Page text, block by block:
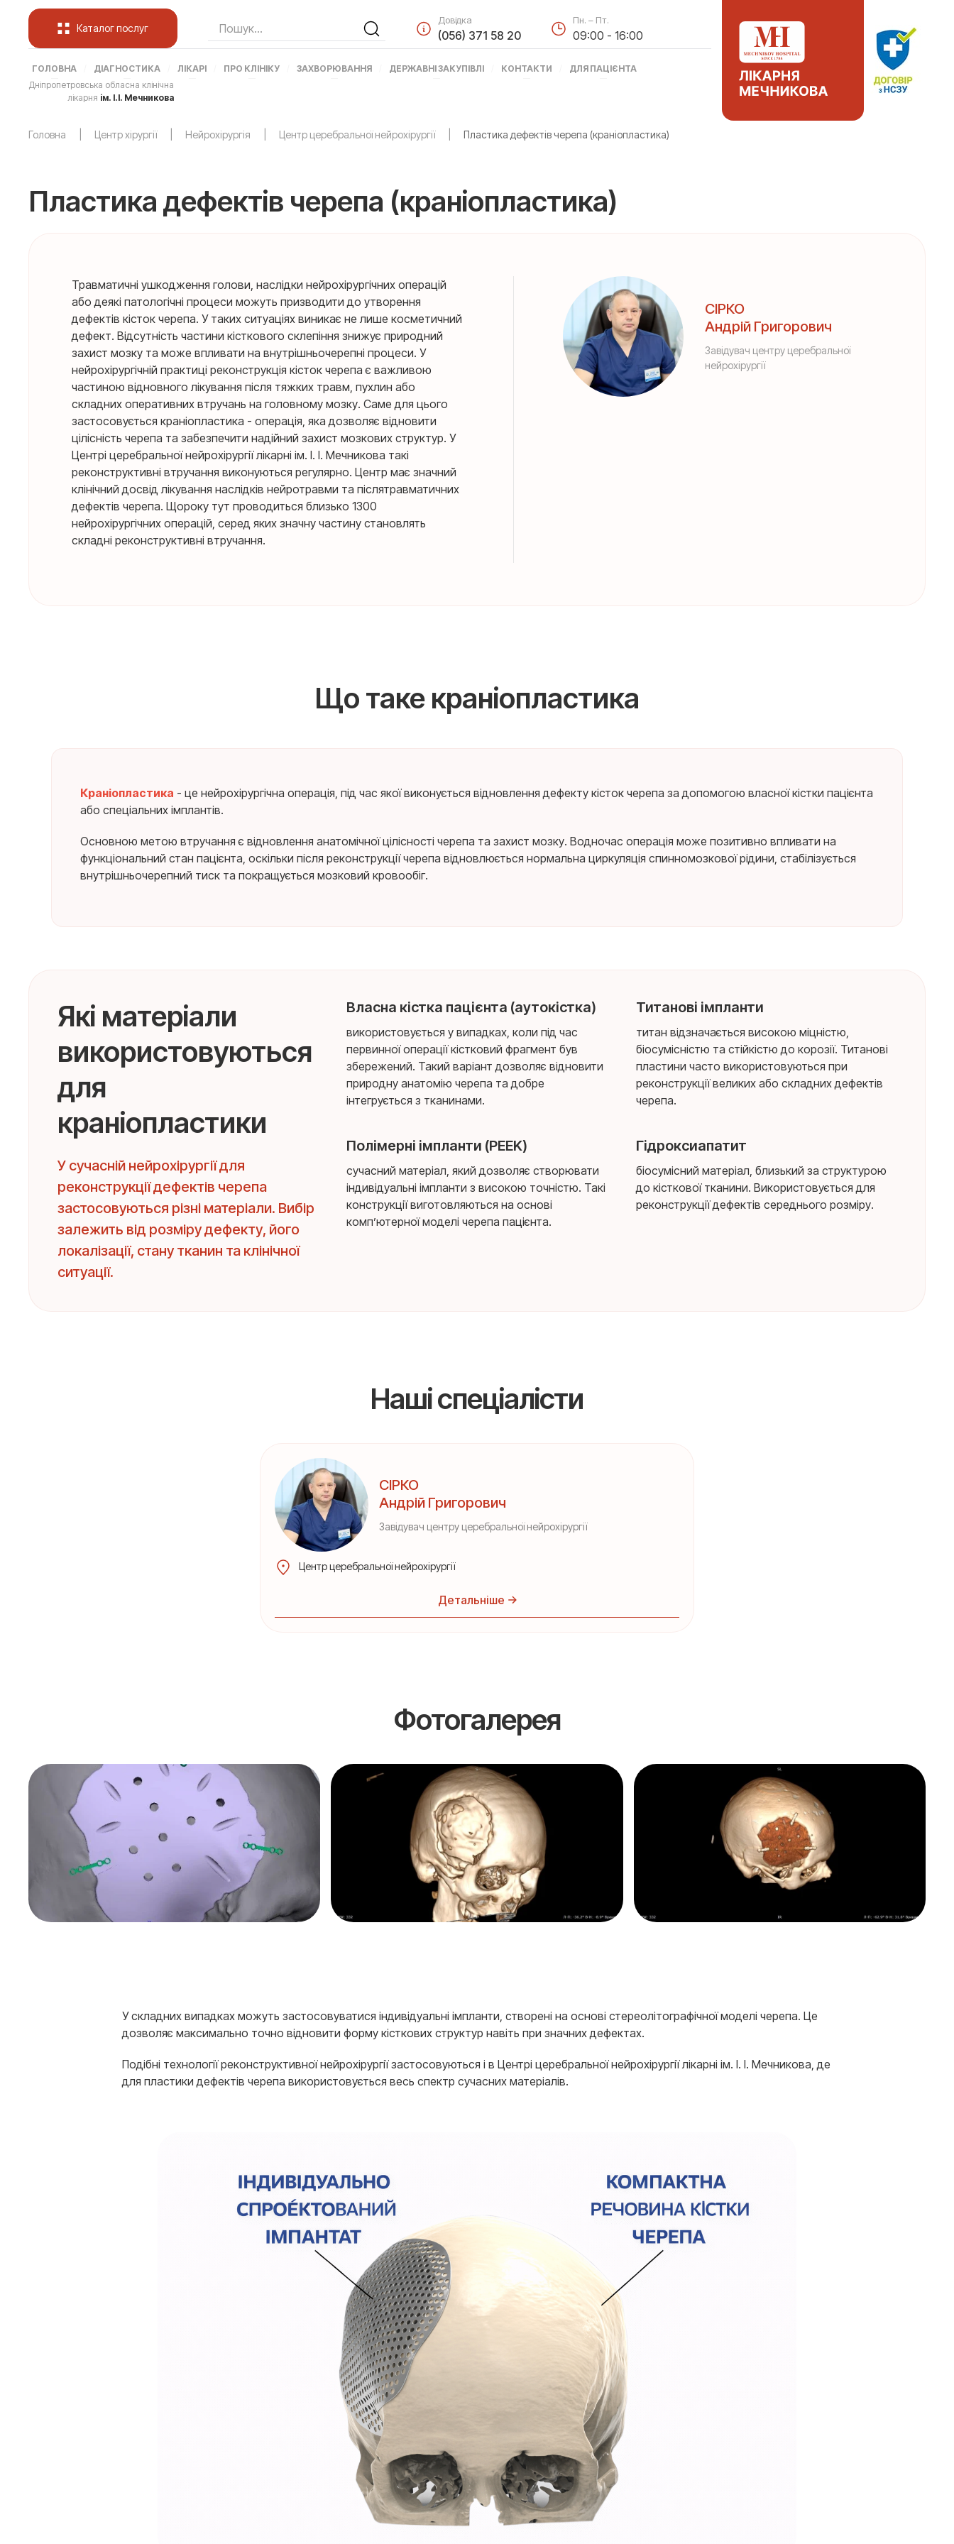
Каталог послуг
Довідка
(056) 371 58 20
Пн. – Пт.
09:00 - 16:00
ГОЛОВНА ДІАГНОСТИКА ЛІКАРІ ПРО КЛІНІКУ ЗАХВОРЮВАННЯ ДЕРЖАВНІ ЗАКУПІВЛІ КОНТАКТИ
ДЛЯ ПАЦІЄНТА
Дніпропетровська обласна клінічна
лікарня ім. І.І. Мечникова
Головна Центр хірургії Нейрохірургія Центр церебральної нейрохірургії Пластика дефектів черепа (краніопластика)
Пластика дефектів черепа (краніопластика)
Травматичні ушкодження голови, наслідки нейрохірургічних операцій
або деякі патологічні процеси можуть призводити до утворення
дефектів кісток черепа. У таких ситуаціях виникає не лише косметичний
дефект. Відсутність частини кісткового склепіння знижує природний
захист мозку та може впливати на внутрішньочерепні процеси. У
нейрохірургічній практиці реконструкція кісток черепа є важливою
частиною відновного лікування після тяжких травм, пухлин або
складних оперативних втручань на головному мозку. Саме для цього
застосовується краніопластика - операція, яка дозволяє відновити
цілісність черепа та забезпечити надійний захист мозкових структур. У
Центрі церебральної нейрохірургії лікарні ім. І. І. Мечникова такі
реконструктивні втручання виконуються регулярно. Центр має значний
клінічний досвід лікування наслідків нейротравми та післятравматичних
дефектів черепа. Щороку тут проводиться близько 1300
нейрохірургічних операцій, серед яких значну частину становлять
складні реконструктивні втручання.
СІРКО
Андрій Григорович
Завідувач центру церебральної
нейрохірургії
Що таке краніопластика
Краніопластика - це нейрохірургічна операція, під час якої виконується відновлення дефекту кісток черепа за допомогою власної кістки пацієнта
або спеціальних імплантів.
Основною метою втручання є відновлення анатомічної цілісності черепа та захист мозку. Водночас операція може позитивно впливати на
функціональний стан пацієнта, оскільки після реконструкції черепа відновлюється нормальна циркуляція спинномозкової рідини, стабілізується
внутрішньочерепний тиск та покращується мозковий кровообіг.
Які матеріали
використовуються
для
краніопластики
У сучасній нейрохірургії для
реконструкції дефектів черепа
застосовуються різні матеріали. Вибір
залежить від розміру дефекту, його
локалізації, стану тканин та клінічної
ситуації.
Власна кістка пацієнта (аутокістка)
використовується у випадках, коли під час
первинної операції кістковий фрагмент був
збережений. Такий варіант дозволяє відновити
природну анатомію черепа та добре
інтегрується з тканинами.
Титанові імпланти
титан відзначається високою міцністю,
біосумісністю та стійкістю до корозії. Титанові
пластини часто використовуються при
реконструкції великих або складних дефектів
черепа.
Полімерні імпланти (PEEK)
сучасний матеріал, який дозволяє створювати
індивідуальні імпланти з високою точністю. Такі
конструкції виготовляються на основі
комп’ютерної моделі черепа пацієнта.
Гідроксиапатит
біосумісний матеріал, близький за структурою
до кісткової тканини. Використовується для
реконструкції дефектів середнього розміру.
Наші спеціалісти
СІРКО
Андрій Григорович
Завідувач центру церебральної нейрохірургії
Центр церебральної нейрохірургії
Детальніше
Фотогалерея
У складних випадках можуть застосовуватися індивідуальні імпланти, створені на основі стереолітографічної моделі черепа. Це
дозволяє максимально точно відновити форму кісткових структур навіть при значних дефектах.
Подібні технології реконструктивної нейрохірургії застосовуються і в Центрі церебральної нейрохірургії лікарні ім. І. І. Мечникова, де
для пластики дефектів черепа використовується весь спектр сучасних матеріалів.